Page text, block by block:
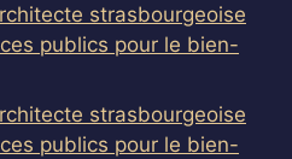
strasbourgeoise
publics pour le bien-
strasbourgeoise
publics pour le bien-